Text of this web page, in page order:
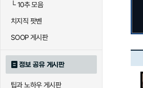
└10추 모음
치지직 팟벤
SOOP 게시판
정보 공유 게시판
팁과 노하우 게시판